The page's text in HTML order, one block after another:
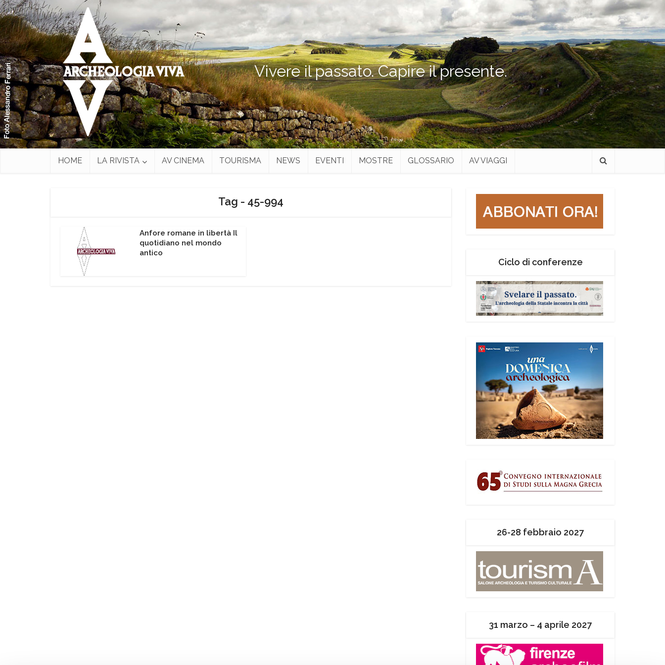
Vivere il passato. Capire il presente.
HOME LA RIVISTA AV CINEMA TOURISMA NEWS EVENTI MOSTRE GLOSSARIO AV VIAGGI
Tag - 45-994
Anfore romane in libertà Il
quotidiano nel mondo
antico
Ciclo di conferenze
26-28 febbraio 2027
31 marzo – 4 aprile 2027